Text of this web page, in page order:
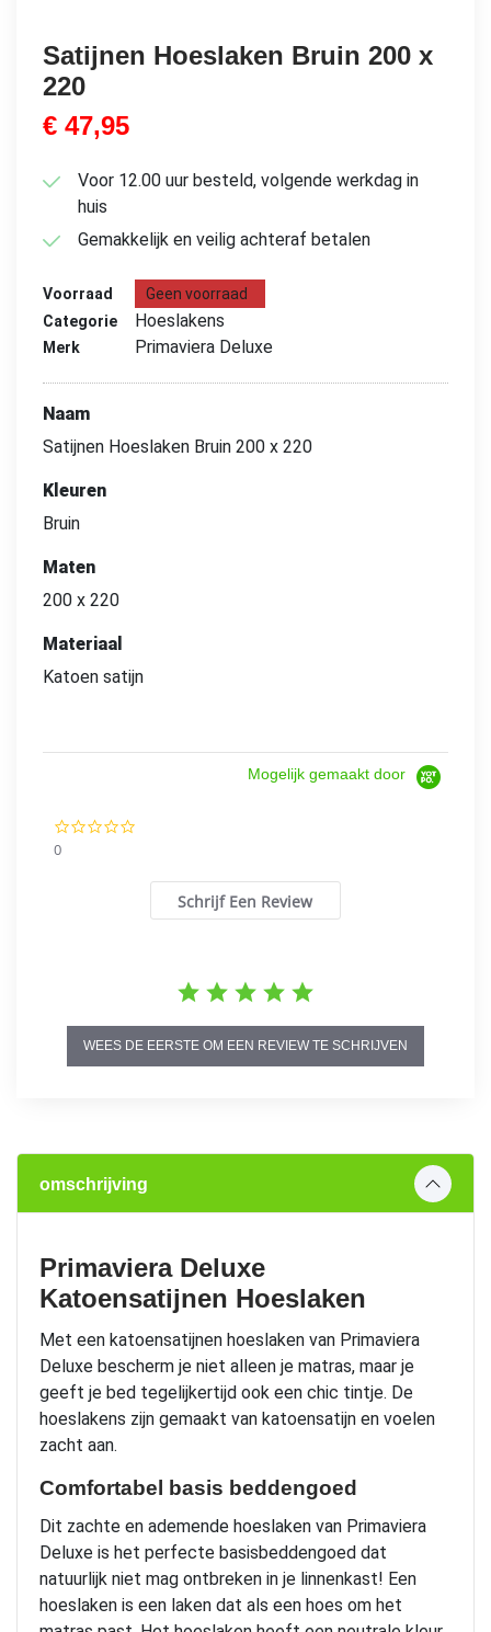
Satijnen Hoeslaken Bruin 200 x
220
€ 47,95
Voor 12.00 uur besteld, volgende werkdag in
huis
Gemakkelijk en veilig achteraf betalen
Voorraad
Geen voorraad
Categorie
Hoeslakens
Merk Primaviera Deluxe
Naam
Satijnen Hoeslaken Bruin 200 x 220
Kleuren
Bruin
Maten
200 x 220
Materiaal
Katoen satijn
Mogelijk gemaakt door
0
Schrijf Een Review
WEES DE EERSTE OM EEN REVIEW TE SCHRIJVEN
omschrijving
Primaviera Deluxe
Katoensatijnen Hoeslaken
Met een katoensatijnen hoeslaken van Primaviera
Deluxe bescherm je niet alleen je matras, maar je
geeft je bed tegelijkertijd ook een chic tintje. De
hoeslakens zijn gemaakt van katoensatijn en voelen
zacht aan.
Comfortabel basis beddengoed
Dit zachte en ademende hoeslaken van Primaviera
Deluxe is het perfecte basisbeddengoed dat
natuurlijk niet mag ontbreken in je linnenkast! Een
hoeslaken is een laken dat als een hoes om het